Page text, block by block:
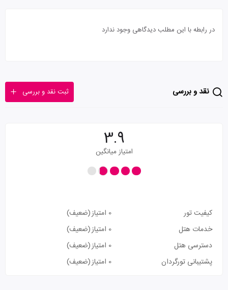
در رابطه با این مطلب دیدگاهی وجود ندارد
نقد و بررسی ثبت نقد و بررسی
3.9
امتیاز میانگین
کیفیت تور 0 امتیاز
(ضعیف)
خدمات هتل
0 امتیاز
(ضعیف)
دسترسی هتل
0 امتیاز
(ضعیف)
پشتیبانی تورگردان
0 امتیاز (ضعیف)